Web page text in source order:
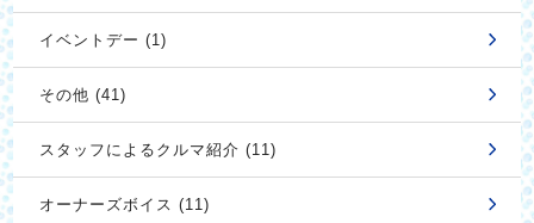
イベントデー (1)
その他 (41)
スタッフによるクルマ紹介 (11)
オーナーズボイス (11)